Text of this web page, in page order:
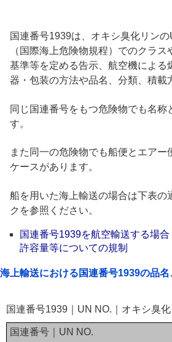
国連番号1939は、オキシ臭化リン
（国際海上危険物規程）でのクラ
基準等を定める告示、航空機によ
器・包装の方法や品名、分類、積
同じ国連番号をもつ危険物でも名
す。
また同一の危険物でも船便とエア
ケースがあります。
船を用いた海上輸送の場合は下表
クを参照ください。
国連番号1939を航空輸送する場
許容量等についての規制
海上輸送における国連番号1939の品
国連番号1939｜UN NO.｜オキシ臭化
国連番号｜UN NO.